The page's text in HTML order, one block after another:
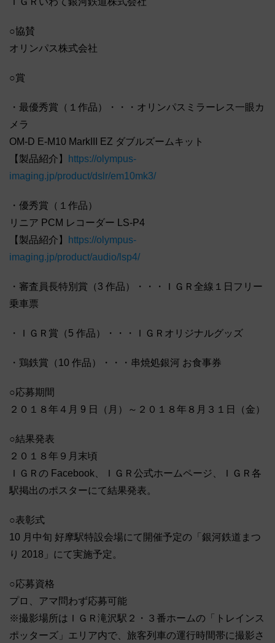
○協賛
オリンパス株式会社
○賞
・最優秀賞（１作品）・・・オリンパスミラーレス一眼カ
メラ
OM-D E-M10 MarkIII EZ ダブルズームキット
【製品紹介】
https://olympus-
imaging.jp/product/dslr/em10mk3/
・優秀賞（１作品）
リニア PCM レコーダー LS-P4
【製品紹介】
https://olympus-
imaging.jp/product/audio/lsp4/
・審査員長特別賞（3 作品）・・・ＩＧＲ全線１日フリー
乗車票
・ＩＧＲ賞（5 作品）・・・ＩＧＲオリジナルグッズ
・鶏鉄賞（10 作品）・・・串焼処銀河 お食事券
○応募期間
２０１８年４月 9 日（月）～２０１８年８月３１日（金）
○結果発表
２０１８年９月末頃
ＩＧＲの Facebook、ＩＧＲ公式ホームページ、ＩＧＲ各
駅掲出のポスターにて結果発表。
○表彰式
10 月中旬 好摩駅特設会場にて開催予定の「銀河鉄道まつ
り 2018」にて実施予定。
○応募資格
プロ、アマ問わず応募可能
※撮影場所はＩＧＲ滝沢駅２・３番ホームの「トレインス
ポッターズ」エリア内で、旅客列車の運行時間帯に撮影さ